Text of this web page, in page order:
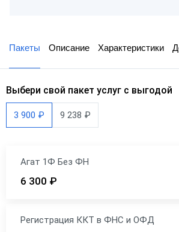
Пакеты Описание Характеристики
Выбери свой пакет услуг с выгодой
3 900 ₽ 9 238 ₽
Агат 1Ф Без ФН
6 300 ₽
Регистрация ККТ в ФНС и ОФД